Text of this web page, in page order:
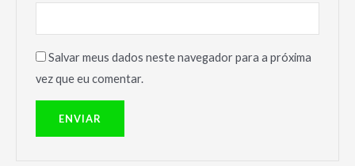
Salvar meus dados neste navegador para a próxima
vez que eu comentar.